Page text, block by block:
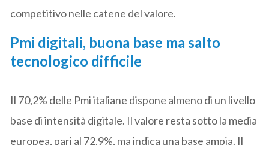
competitivo nelle catene del valore.
Pmi digitali, buona base ma salto
tecnologico difficile
Il 70,2% delle Pmi italiane dispone almeno di un livello
base di intensità digitale. Il valore resta sotto la media
europea, pari al 72,9%, ma indica una base ampia. Il